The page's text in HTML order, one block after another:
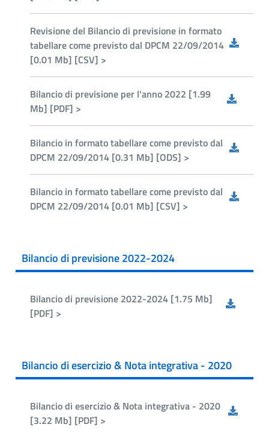
Revisione del Bilancio di previsione in formato
tabellare come previsto dal DPCM 22/09/2014
[0.01 Mb] [CSV] >
Bilancio di previsione per l'anno 2022 [1.99
Mb] [PDF] >
Bilancio in formato tabellare come previsto dal
DPCM 22/09/2014 [0.31 Mb] [ODS] >
Bilancio in formato tabellare come previsto dal
DPCM 22/09/2014 [0.01 Mb] [CSV] >
Bilancio di previsione 2022-2024
Bilancio di previsione 2022-2024 [1.75 Mb]
[PDF] >
Bilancio di esercizio & Nota integrativa - 2020
Bilancio di esercizio & Nota integrativa - 2020
[3.22 Mb] [PDF] >